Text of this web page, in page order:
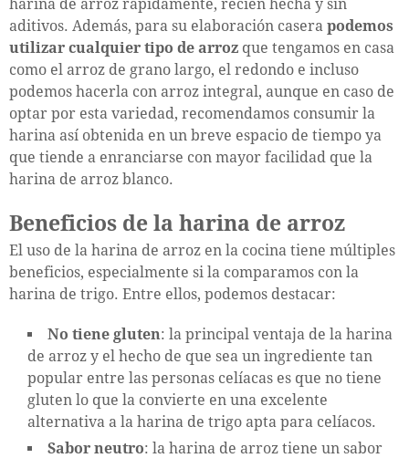
harina de arroz rápidamente, recién hecha y sin
aditivos. Además, para su elaboración casera podemos
utilizar cualquier tipo de arroz que tengamos en casa
como el arroz de grano largo, el redondo e incluso
podemos hacerla con arroz integral, aunque en caso de
optar por esta variedad, recomendamos consumir la
harina así obtenida en un breve espacio de tiempo ya
que tiende a enranciarse con mayor facilidad que la
harina de arroz blanco.
Beneficios de la harina de arroz
El uso de la harina de arroz en la cocina tiene múltiples
beneficios, especialmente si la comparamos con la
harina de trigo. Entre ellos, podemos destacar:
No tiene gluten: la principal ventaja de la harina
de arroz y el hecho de que sea un ingrediente tan
popular entre las personas celíacas es que no tiene
gluten lo que la convierte en una excelente
alternativa a la harina de trigo apta para celíacos.
Sabor neutro: la harina de arroz tiene un sabor